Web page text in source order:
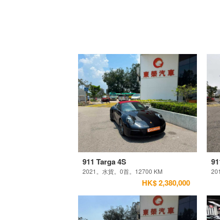
911 Targa 4S
2021。水貨。0首。12700 KM
HK$ 2,380,000